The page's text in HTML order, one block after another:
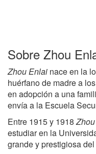
Sobre Zhou
Zhou Enlai nace en la
huérfano de madre a
en adopción a una
envía a la Escuela
Entre 1915 y 1918
estudiar en la
grande y prestigiosa